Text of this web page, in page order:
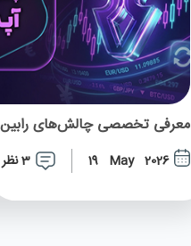
معرفی تخصصی چالش‌های
19 May 2026 3 نظر